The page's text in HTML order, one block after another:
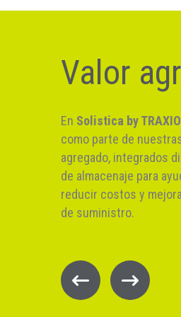
Valor
En Solistica by
como parte de
agregado, integrados
de almacenaje para
reducir costos y
de suministro.
especificaciones para